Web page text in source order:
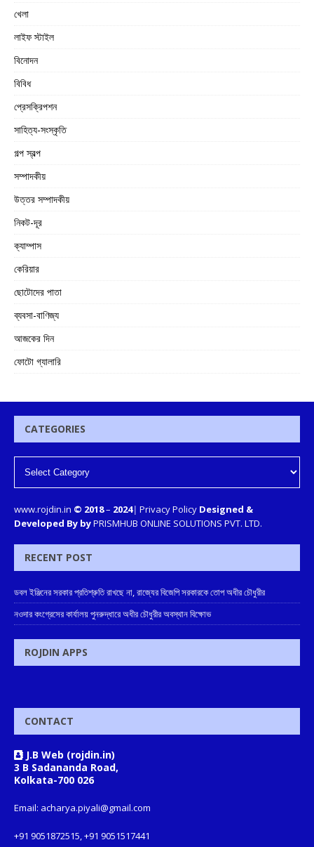
খেলা
লাইফ স্টাইল
বিনোদন
বিবিধ
প্রেসক্রিপশন
সাহিত্য-সংস্কৃতি
গল্প স্বল্প
সম্পাদকীয়
উত্তর সম্পাদকীয়
নিকট-দূর
ক্যাম্পাস
কেরিয়ার
ছোটোদের পাতা
ব্যবসা-বাণিজ্য
আজকের দিন
ফোটো গ্যালারি
CATEGORIES
www.rojdin.in © 2018– 2024| Privacy Policy Designed &
Developed By byPRISMHUB ONLINE SOLUTIONS PVT. LTD.
RECENT POST
ডবল ইঞ্জিনের সরকার প্রতিশ্রুতি রাখছে না, রাজ্যের বিজেপি সরকারকে তোপ অধীর চৌধুরীর
নওদার কংগ্রেসের কার্যালয় পুনরুদ্ধারে অধীর চৌধুরীর অবস্থান বিক্ষোভ
ROJDIN APPS
CONTACT
J.B Web (rojdin.in)
3 B Sadananda Road,
Kolkata-700 026
Email: acharya.piyali@gmail.com
+91 9051872515, +91 9051517441